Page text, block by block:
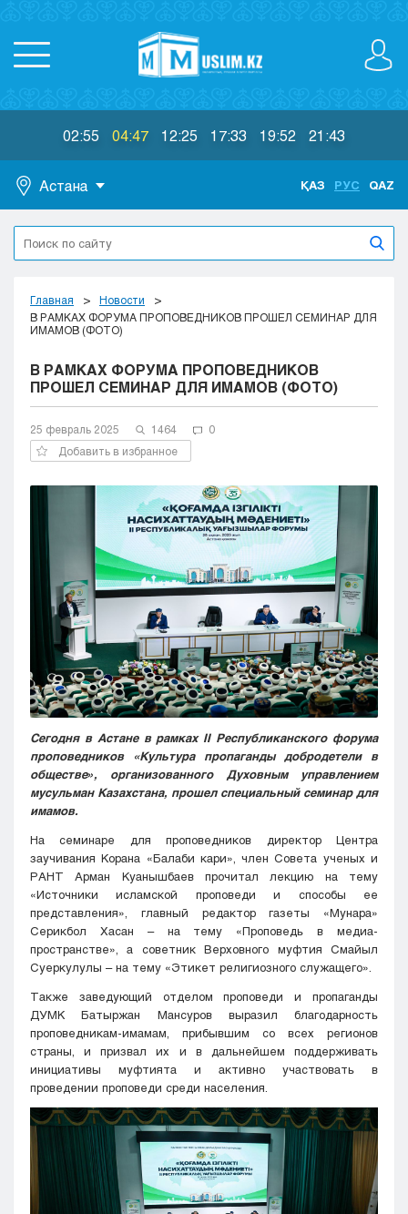
02:55 04:47 12:25 17:33 19:52 21:43
Астана
Астана
Алматы
Актобе
Атырау
Жезказган
Кокшетау
Костанай
Кызылорда
Павлодар
Семей
Тараз
Уральск
Усть-Каменогорск
Шымкент
ҚАЗ РУС QAZ
Главная
Новости
В РАМКАХ ФОРУМА ПРОПОВЕДНИКОВ ПРОШЕЛ СЕМИНАР ДЛЯ
ИМАМОВ (ФОТО)
В РАМКАХ ФОРУМА ПРОПОВЕДНИКОВ
ПРОШЕЛ СЕМИНАР ДЛЯ ИМАМОВ (ФОТО)
25 февраль 2025 1464
0
Добавить в избранное
Сегодня в Астане в рамках II Республиканского форума
проповедников «Культура пропаганды добродетели в
обществе», организованного Духовным управлением
мусульман Казахстана, прошел специальный семинар для
имамов.
На семинаре для проповедников директор Центра
заучивания Корана «Балаби кари», член Совета ученых и
РАНТ Арман Куанышбаев прочитал лекцию на тему
«Источники исламской проповеди и способы ее
представления», главный редактор газеты «Мунара»
Серикбол Хасан – на тему «Проповедь в медиа-
пространстве», а советник Верховного муфтия Смайыл
Суеркулулы – на тему «Этикет религиозного служащего».
Также заведующий отделом проповеди и пропаганды
ДУМК Батыржан Мансуров выразил благодарность
проповедникам-имамам, прибывшим со всех регионов
страны, и призвал их и в дальнейшем поддерживать
инициативы муфтията и активно участвовать в
проведении проповеди среди населения.